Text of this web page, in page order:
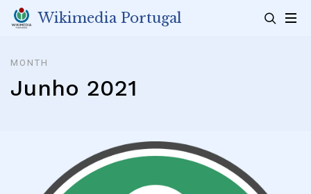
Skip
Wikimedia Portugal
MONTH
Junho 2021